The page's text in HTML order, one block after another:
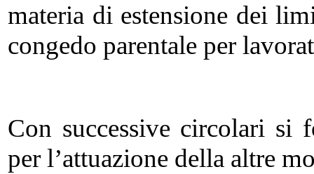
materia di estensione dei
congedo parentale per
Con successive circolari si
per l’attuazione della altre